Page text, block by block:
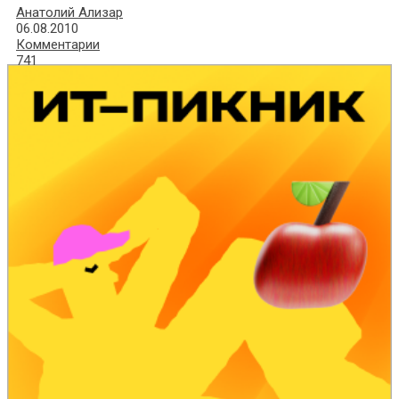
Анатолий Ализар
06.08.2010
Комментарии
741